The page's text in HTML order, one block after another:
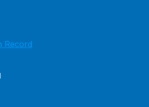
Record